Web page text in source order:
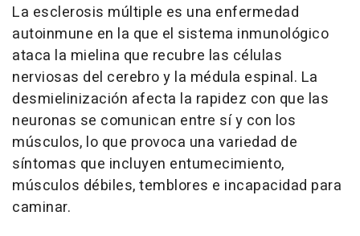
La esclerosis múltiple es una enfermedad
autoinmune en la que el sistema inmunológico
ataca la mielina que recubre las células
nerviosas del cerebro y la médula espinal. La
desmielinización afecta la rapidez con que las
neuronas se comunican entre sí y con los
músculos, lo que provoca una variedad de
síntomas que incluyen entumecimiento,
músculos débiles, temblores e incapacidad para
caminar.